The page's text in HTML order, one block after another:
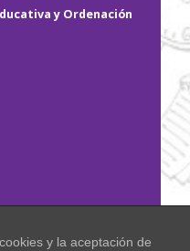
y Ordenación
y la aceptación de